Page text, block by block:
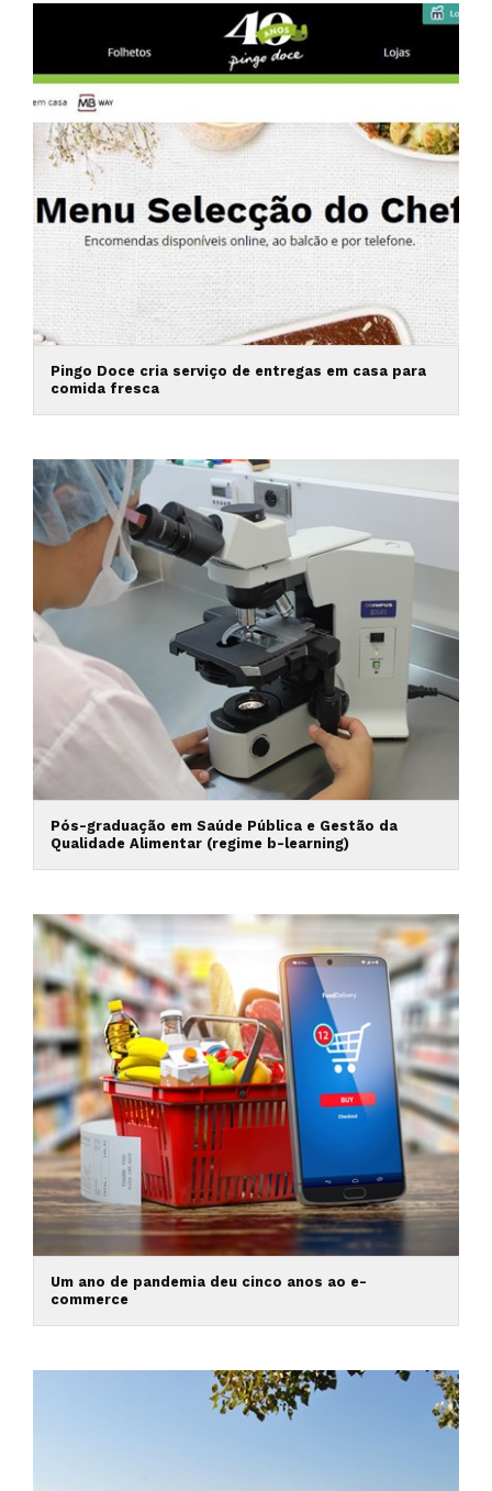
Pingo Doce cria serviço de entregas em casa para
comida fresca
Pós-graduação em Saúde Pública e Gestão da
Qualidade Alimentar (regime b-learning)
Um ano de pandemia deu cinco anos ao e-
commerce